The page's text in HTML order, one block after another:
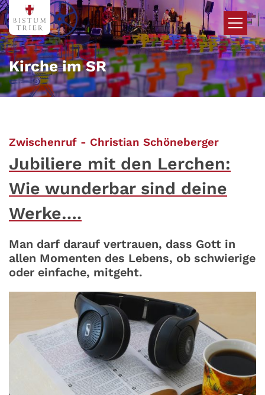
Zum Inhalt springen
Kirche im SR
Zwischenruf - Christian Schöneberger:
Jubiliere mit den Lerchen:
Wie wunderbar sind deine
Werke….
Man darf darauf vertrauen, dass Gott in
allen Momenten des Lebens, ob schwierige
oder einfache, mitgeht.